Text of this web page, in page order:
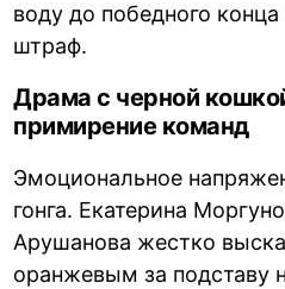
воду до победного
штраф.
Драма с черной
примирение команд
Эмоциональное
гонга. Екатерина
Арушанова жестко
оранжевым за подставу